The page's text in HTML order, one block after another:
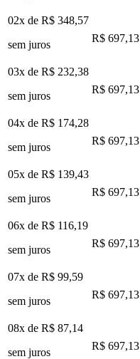
02x de R$ 348,57
sem juros
R$ 697,13
03x de R$ 232,38
sem juros
R$ 697,13
04x de R$ 174,28
sem juros
R$ 697,13
05x de R$ 139,43
sem juros
R$ 697,13
06x de R$ 116,19
sem juros
R$ 697,13
07x de R$ 99,59
sem juros
R$ 697,13
08x de R$ 87,14
sem juros
R$ 697,13